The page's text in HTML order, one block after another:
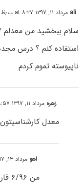
ali مرداد ۱۱, ۱۳۹۷ at ۸:۲۷ ب٫ظ
ناپیوسته تموم کردم
زهره مرداد ۱۱, ۱۳۹۷ at ۸:۵۷ ب٫ظ
معدل کارشناسیتون باید
اهو مرداد ۱۳, ۱۳۹۷ at ۰:۰۰ ق٫ظ
من